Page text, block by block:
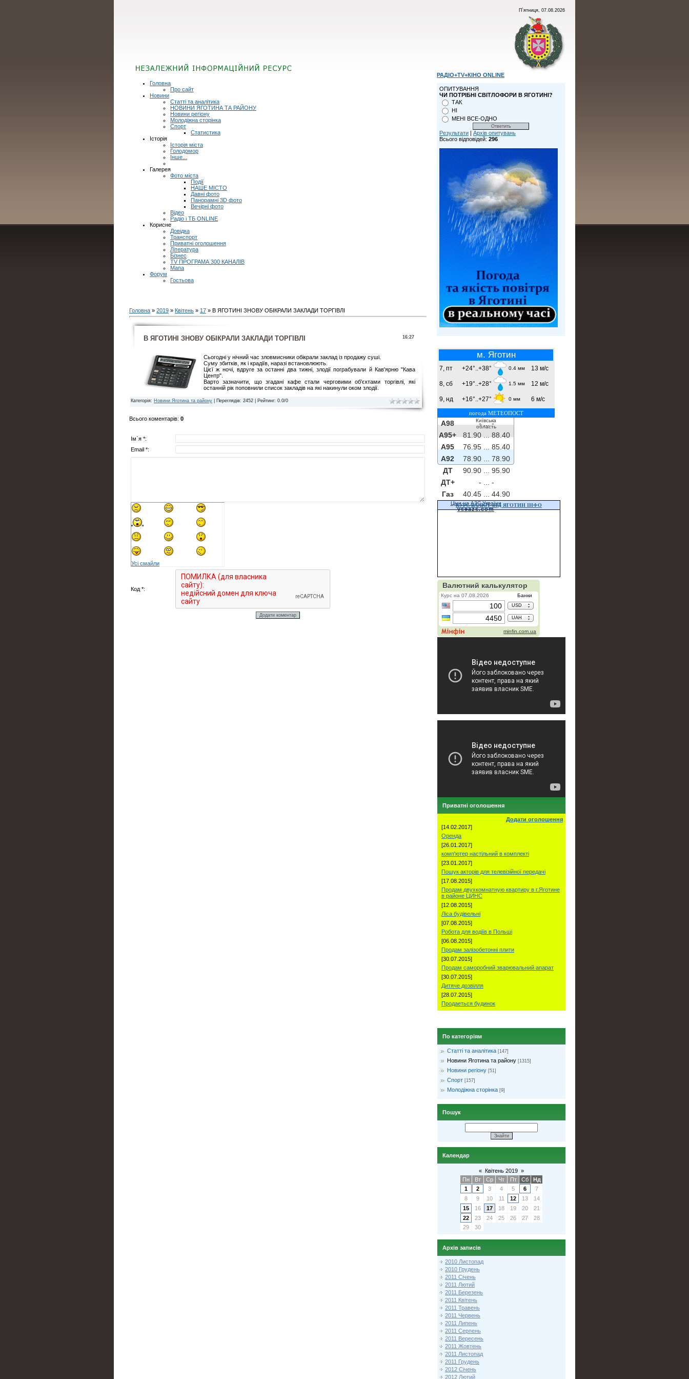
П`ятниця, 07.08.2026
Головна
Про сайт
Новини
Статті та аналітика
НОВИНИ ЯГОТИНА ТА РАЙОНУ
Новини регіону
Молодіжна сторінка
Спорт
Статистика
Історія
Історія міста
Голодомор
Інше...
Галерея
Фото міста
Події
НАШЕ МІСТО
Давні фото
Панорамні 3D фото
Вечірні фото
Відео
Радіо і ТБ ONLINE
Корисне
Довідка
Транспорт
Приватні оголошення
Література
Бізнес
TV ПРОГРАМА 300 КАНАЛІВ
Мапа
Форум
Гостьова
Головна » 2019 » Квітень » 17 » В ЯГОТИНІ ЗНОВУ ОБІКРАЛИ ЗАКЛАДИ ТОРГІВЛІ
16:27
В ЯГОТИНІ ЗНОВУ ОБІКРАЛИ ЗАКЛАДИ ТОРГІВЛІ
Сьогодні у нічний час зловмисники обікрали заклад із продажу суші.
Суму збитків, як і крадіїв, наразі встановлюють.
Цієї ж ночі, вдруге за останні два тижні, злодії пограбували й Кав'ярню "Кава
Центр".
Варто зазначити, що згадані кафе стали черговими об'єктами торгівлі, які
останній рік поповнили список закладів на які накинули оком злодії.
Категорія: Новини Яготина та району Переглядів: 2452 | Рейтинг: 0.0/0
Всього коментарів: 0
Ім`я *:
Email *:
Усі смайли
Код *:
РАДІО+TV+КІНО ONLINE
ОПИТУВАННЯ
ЧИ ПОТРІБНІ СВІТЛОФОРИ В ЯГОТИНІ?
ТАК
НІ
МЕНІ ВСЕ-ОДНО
Результати | Архів опитувань
Всього відповідей: 296
м. Яготин
7, пт +24°..+38° 0.4 мм 13 м/с
8, сб +19°..+28° 1.5 мм 12 м/с
9, нд +16°..+27° 0 мм 6 м/с
погода МЕТЕОПОСТ
Київська
область
A98 - ...-
A95+
81.90 ...
88.40
A95
76.95 ...
85.40
A92
78.90 ...
78.90
ДТ
90.90 ...
95.90
ДТ+
- ...
-
Газ
40.45 ... 44.90
Ціни на АЗС України
vseazs.com
КУРС ВАЛЮТ ВІД ЯГОТИН ІНФО
Приватні оголошення
Додати оголошення
[14.02.2017]
Оренда
[26.01.2017]
комп'ютер настільний в комплекті
[23.01.2017]
Пошук акторів для телевізійної передачі
[17.08.2015]
Продам двухкомнатную квартиру в г.Яготине
в районе ЦИНС
[12.08.2015]
Ліса будівельні
[07.08.2015]
Робота для водіїв в Польші
[06.08.2015]
Продам залізобетонні плити
[30.07.2015]
Продам саморобний зварювальний апарат
[30.07.2015]
Дитяче дозвілля
[28.07.2015]
Продаеться будинок
По категоріям
Статті та аналітика [147]
Новини Яготина та району [1315]
Новини регіону [51]
Спорт [157]
Молодіжна сторінка [9]
Пошук
Календар
« Квітень 2019 »
Пн
Вт Ср Чт Пт Сб
Нд
1
2 3 4 5 6
7
8
9 10 11 12 13
14
15
16 17 18 19 20
21
22
23 24 25 26 27
28
29
30
Архів записів
2010 Листопад
2010 Грудень
2011 Січень
2011 Лютий
2011 Березень
2011 Квітень
2011 Травень
2011 Червень
2011 Липень
2011 Серпень
2011 Вересень
2011 Жовтень
2011 Листопад
2011 Грудень
2012 Січень
2012 Лютий